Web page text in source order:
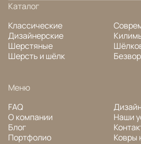
Каталог
Классические
Дизайнерские
Шерстяные
Шерсть и шёлк
Меню
FAQ
О компании
Блог
Портфолио
Наши
Ковры